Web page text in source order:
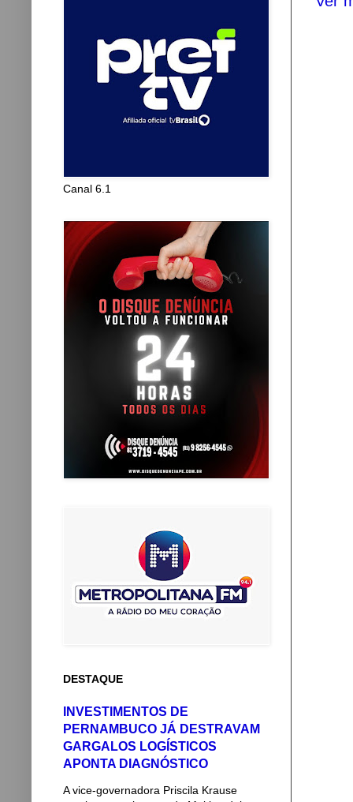
Canal 6.1
DESTAQUE
INVESTIMENTOS DE
PERNAMBUCO JÁ DESTRAVAM
GARGALOS LOGÍSTICOS
APONTA DIAGNÓSTICO
A vice-governadora Priscila Krause